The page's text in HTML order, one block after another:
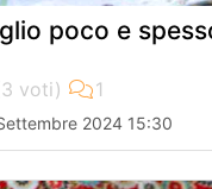
poco e
2024 15:30